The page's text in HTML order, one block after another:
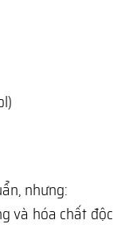
nhưng:
và hóa chất độc